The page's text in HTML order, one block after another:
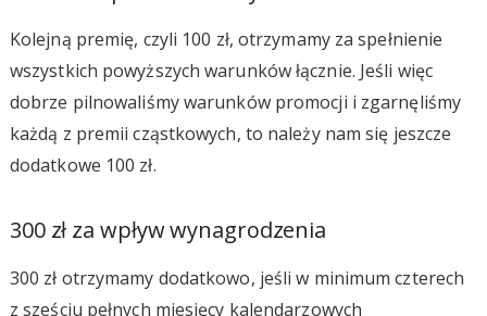
Kolejną premię, czyli 100 zł, otrzymamy za spełnienie
wszystkich powyższych warunków łącznie. Jeśli więc
dobrze pilnowaliśmy warunków promocji i zgarnęliśmy
każdą z premii cząstkowych, to należy nam się jeszcze
dodatkowe 100 zł.
300 zł za wpływ wynagrodzenia
300 zł otrzymamy dodatkowo, jeśli w minimum czterech
z sześciu pełnych miesięcy kalendarzowych